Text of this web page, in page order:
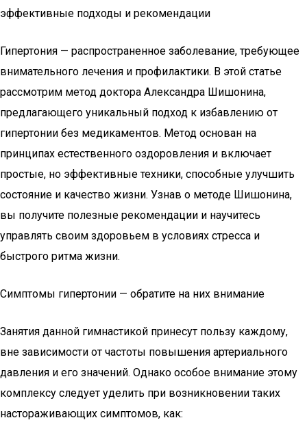
эффективные подходы и рекомендации
Гипертония — распространенное заболевание, требующее
внимательного лечения и профилактики. В этой статье
рассмотрим метод доктора Александра Шишонина,
предлагающего уникальный подход к избавлению от
гипертонии без медикаментов. Метод основан на
принципах естественного оздоровления и включает
простые, но эффективные техники, способные улучшить
состояние и качество жизни. Узнав о методе Шишонина,
вы получите полезные рекомендации и научитесь
управлять своим здоровьем в условиях стресса и
быстрого ритма жизни.
Симптомы гипертонии — обратите на них внимание
Занятия данной гимнастикой принесут пользу каждому,
вне зависимости от частоты повышения артериального
давления и его значений. Однако особое внимание этому
комплексу следует уделить при возникновении таких
настораживающих симптомов, как: